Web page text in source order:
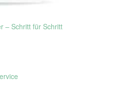
– Schritt für Schritt